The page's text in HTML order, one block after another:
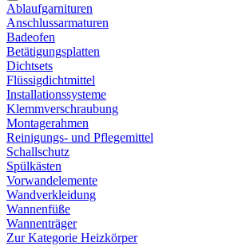
Ablaufgarnituren
Anschlussarmaturen
Badeofen
Betätigungsplatten
Dichtsets
Flüssigdichtmittel
Installationssysteme
Klemmverschraubung
Montagerahmen
Reinigungs- und Pflegemittel
Schallschutz
Spülkästen
Vorwandelemente
Wandverkleidung
Wannenfüße
Wannenträger
Zur Kategorie Heizkörper